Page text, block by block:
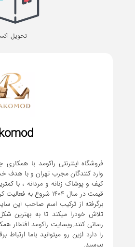
تحویل
فروشگاه اینترنتی راکومد با
وارد کنندگان مجرب تهران و با هدف
کیف و پوشاک زنانه و مردانه ، با
قیمت در سال 1404 شروع
برگرفته از ترکیب اسم صاحب این
تلاش خودرا میکند تا به بهترین
رسانی کنند.وبسایت راکومد افتخار
را دارد ازین رو میتوانید باما ارتباط
بپرسید.